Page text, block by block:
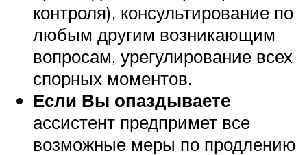
контроля), консультирование по
любым другим возникающим
вопросам, урегулирование всех
спорных моментов.
Если Вы опаздываете
ассистент предпримет все
возможные меры по продлению